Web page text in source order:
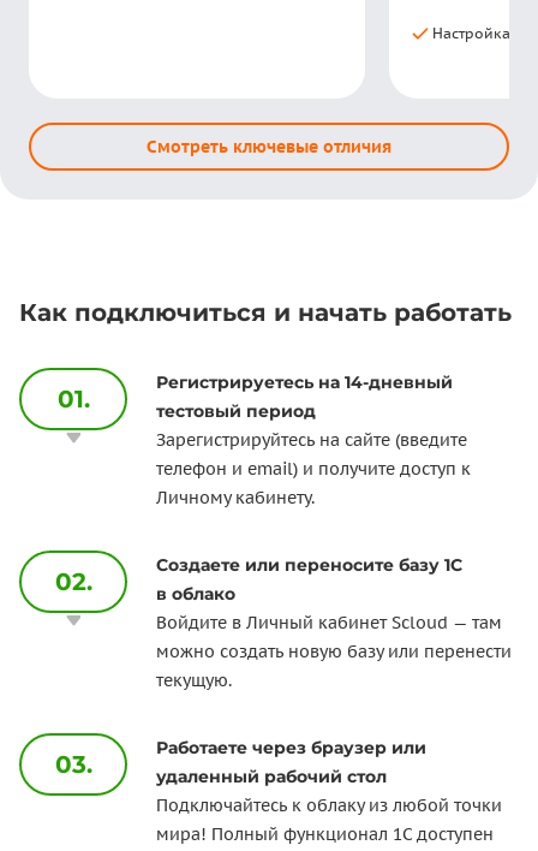
Настройка
Смотреть ключевые отличия
Как подключиться и начать работать
01.
Регистрируетесь на 14-дневный
тестовый период
Зарегистрируйтесь на сайте (введите
телефон и email) и получите доступ к
Личному кабинету.
02.
Создаете или переносите базу 1С
в облако
Войдите в Личный кабинет Scloud — там
можно создать новую базу или перенести
текущую.
03.
Работаете через браузер или
удаленный рабочий стол
Подключайтесь к облаку из любой точки
мира! Полный функционал 1С доступен